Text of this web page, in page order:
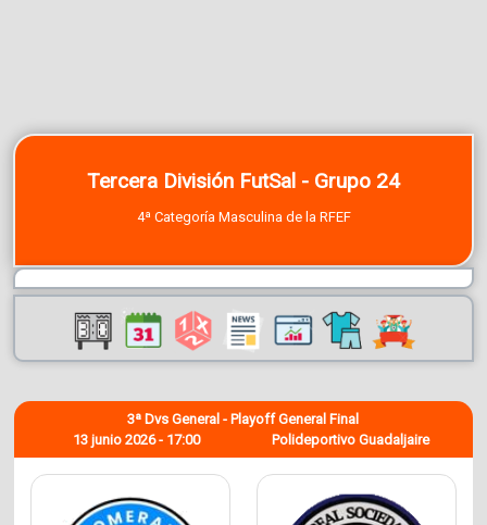
Tercera División FutSal - Grupo 24
4ª Categoría Masculina de la RFEF
13 junio 2026 - 17:00
3ª Dvs General - Playoff General Final
Polideportivo Guadaljaire